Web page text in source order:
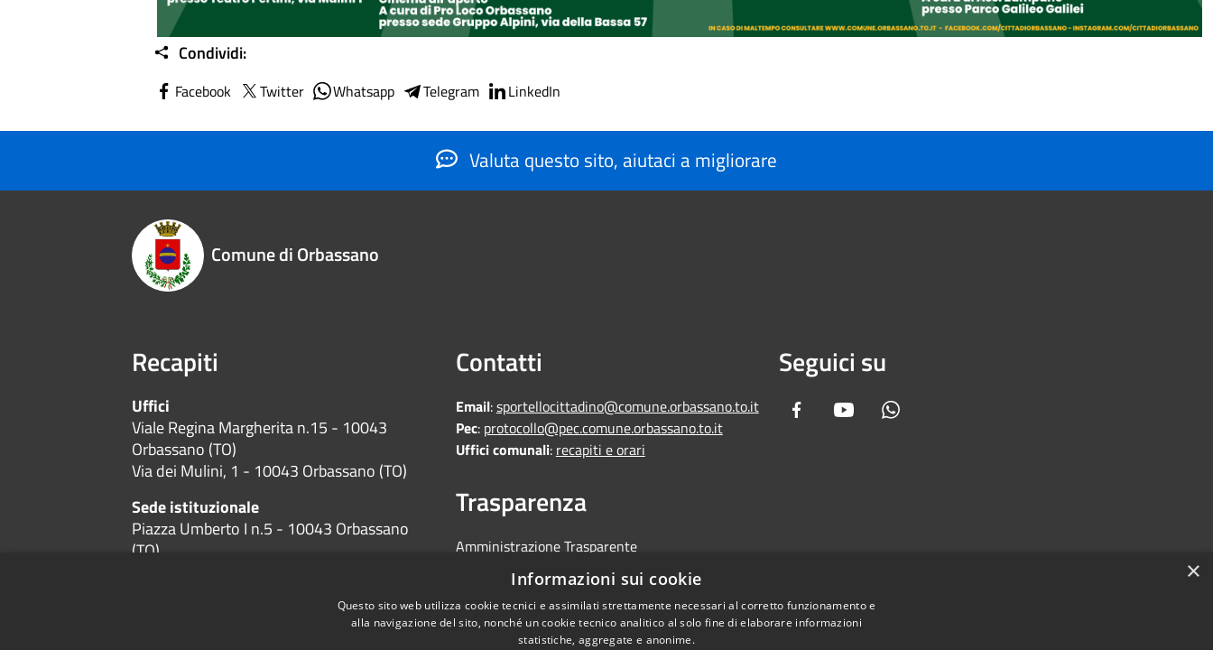
Condividi:
Facebook Twitter Whatsapp Telegram LinkedIn
Valuta questo sito, aiutaci a migliorare
Comune di Orbassano
Recapiti
Uffici
Viale Regina Margherita n.15 - 10043
Orbassano (TO)
Via dei Mulini, 1 - 10043 Orbassano (TO)
Sede istituzionale
Piazza Umberto I n.5 - 10043 Orbassano
(TO)
Contatti
Email:sportellocittadino@comune.orbassano.to.it
Pec: protocollo@pec.comune.orbassano.to.it
Uffici comunali: recapiti e orari
Trasparenza
Amministrazione Trasparente
Informative Privacy
Area riservata
Segnalazioni di non conformità
Seguici su
Facebook Youtube
×
Informazioni sui cookie
Questo sito web utilizza cookie tecnici e assimilati strettamente necessari al corretto funzionamento e
alla navigazione del sito, nonché un cookie tecnico analitico al solo fine di elaborare informazioni
statistiche, aggregate e anonime.